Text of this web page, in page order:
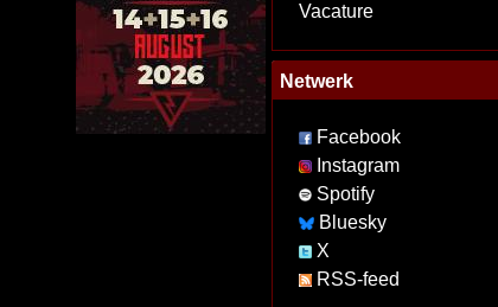
Vacature
Netwerk
Facebook
Instagram
Spotify
Bluesky
X
RSS-feed